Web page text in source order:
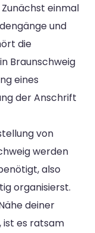
einmal
und
die
Braunschweig
eines
der Anschrift
von
werden
also
organisierst.
deiner
ist es ratsam